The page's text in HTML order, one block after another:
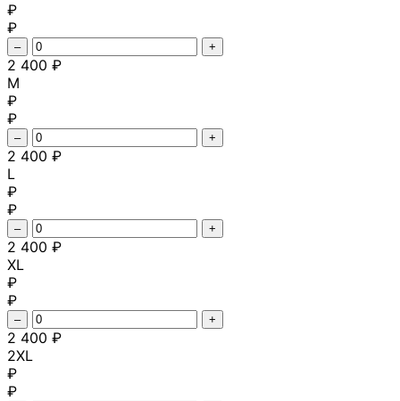
₽
₽
– +
2 400 ₽
M
₽
₽
– +
2 400 ₽
L
₽
₽
– +
2 400 ₽
XL
₽
₽
– +
2 400 ₽
2XL
₽
₽